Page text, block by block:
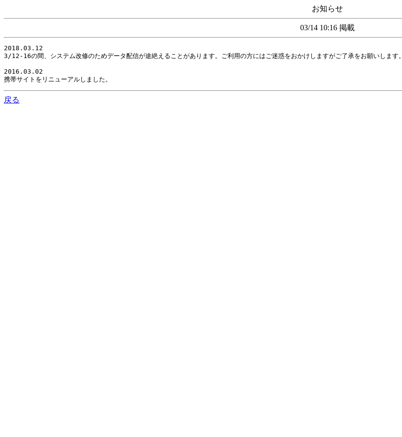
お知らせ
03/14 10:16 掲載
2018.03.12
3/12-16の間、システム改修のためデータ配信が途絶えることがあります。ご利用の方にはご迷惑をおかけしますがご了承をお願いします。
2016.03.02
携帯サイトをリニューアルしました。
戻る